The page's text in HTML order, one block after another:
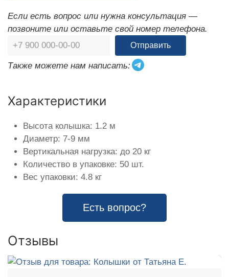
Если есть вопрос или нужна консультация —
позвоните или оставьте свой номер телефона.
Отправить
Также можете нам написать:
Характеристики
Высота колышка: 1.2 м
Диаметр: 7-9 мм
Вертикальная нагрузка: до 20 кг
Количество в упаковке: 50 шт.
Вес упаковки: 4.8 кг
Есть вопрос?
Отзывы